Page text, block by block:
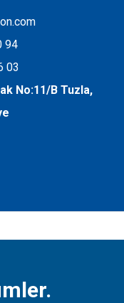
94
03
No:11/B Tuzla,